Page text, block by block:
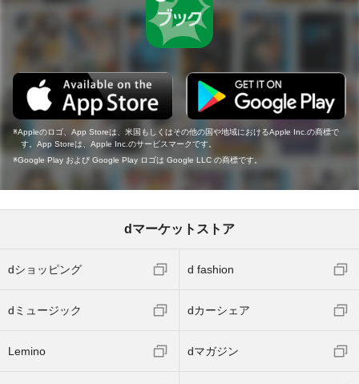
Appleのロゴ、App Storeは、米国もしくはその他の国や地域におけるApple Inc.の商標で
す。App Storeは、Apple Inc.のサービスマークです。
Google Play および Google Play ロゴは Google LLC の商標です。
dマーケットストア
dショッピング d fashion
dミュージック dカーシェア
Lemino dマガジン